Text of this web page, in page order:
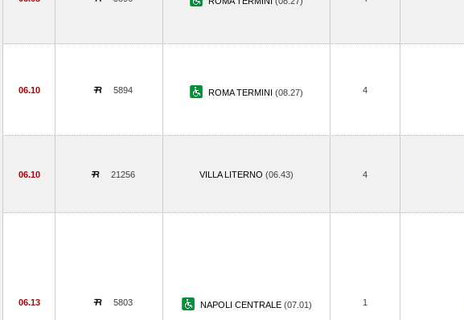
06.10 5894 ROMA TERMINI (08.27) 4
06.10 21256 VILLA LITERNO (06.43) 4
06.13 5803 NAPOLI CENTRALE (07.01) 1